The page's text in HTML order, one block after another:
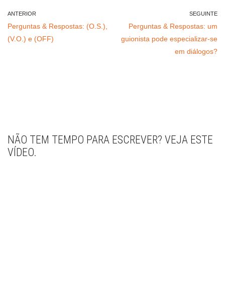
ANTERIOR
Perguntas & Respostas: (O.S.),
(V.O.) e (OFF)
SEGUINTE
Perguntas & Respostas: um
guionista pode especializar-se
em diálogos?
NÃO TEM TEMPO PARA ESCREVER? VEJA ESTE
VÍDEO.